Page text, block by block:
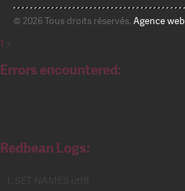
© 2026 Tous droits réservés. Agence web
1
Errors encountered:
Redbean Logs: